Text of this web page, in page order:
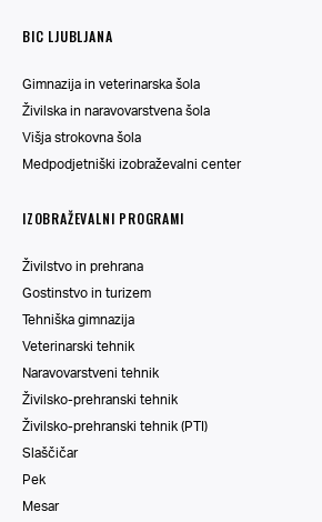
BIC LJUBLJANA
Gimnazija in veterinarska šola
Živilska in naravovarstvena šola
Višja strokovna šola
Medpodjetniški izobraževalni center
IZOBRAŽEVALNI PROGRAMI
Živilstvo in prehrana
Gostinstvo in turizem
Tehniška gimnazija
Veterinarski tehnik
Naravovarstveni tehnik
Živilsko-prehranski tehnik
Živilsko-prehranski tehnik (PTI)
Slaščičar
Pek
Mesar